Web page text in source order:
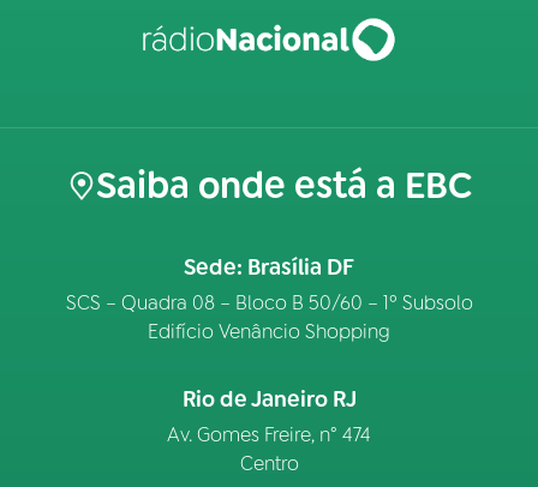
Saiba onde está a EBC
Sede: Brasília DF
SCS – Quadra 08 – Bloco B 50/60 – 1º Subsolo
Edifício Venâncio Shopping
Rio de Janeiro RJ
Av. Gomes Freire, n° 474
Centro